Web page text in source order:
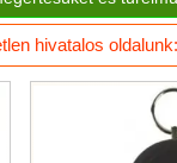
hivatalos